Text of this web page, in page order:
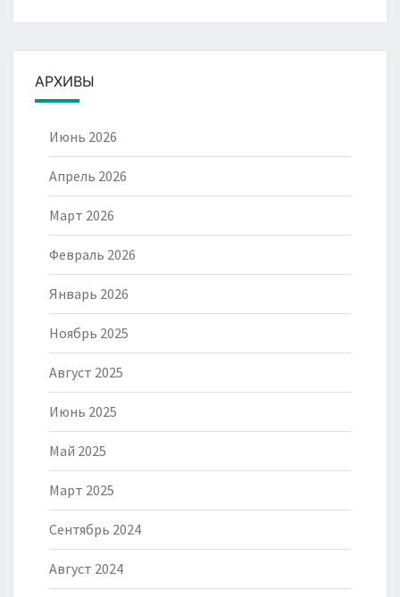
АРХИВЫ
Июнь 2026
Апрель 2026
Март 2026
Февраль 2026
Январь 2026
Ноябрь 2025
Август 2025
Июнь 2025
Май 2025
Март 2025
Сентябрь 2024
Август 2024